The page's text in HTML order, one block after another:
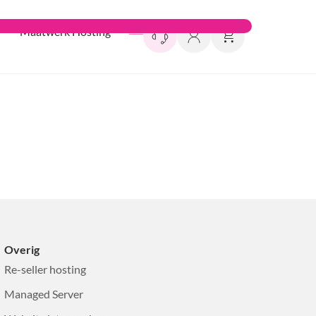
Maatwerk Hosting
Overig
Re-seller hosting
Managed Server